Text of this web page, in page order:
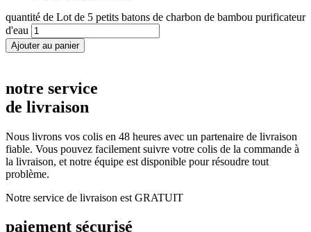
quantité de Lot de 5 petits batons de charbon de bambou purificateur
d'eau
Ajouter au panier
notre service
de livraison
Nous livrons vos colis en 48 heures avec un partenaire de livraison
fiable. Vous pouvez facilement suivre votre colis de la commande à
la livraison, et notre équipe est disponible pour résoudre tout
problème.
Notre service de livraison est GRATUIT
paiement sécurisé